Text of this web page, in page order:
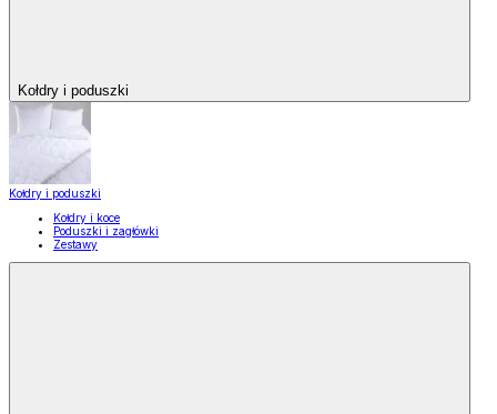
Kołdry i poduszki
Kołdry i poduszki
Kołdry i koce
Poduszki i zagłówki
Zestawy